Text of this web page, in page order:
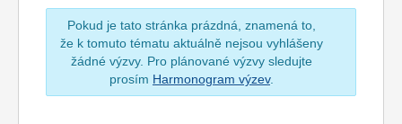
Pokud je tato stránka prázdná, znamená to,
že k tomuto tématu aktuálně nejsou vyhlášeny
žádné výzvy. Pro plánované výzvy sledujte
prosím Harmonogram výzev.